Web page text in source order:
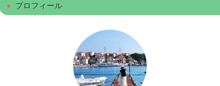
プロフィール